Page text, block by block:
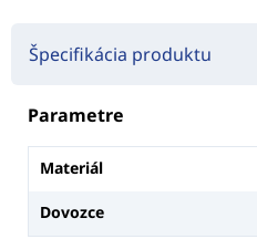
Špecifikácia produktu
Parametre
Materiál
Dovozce